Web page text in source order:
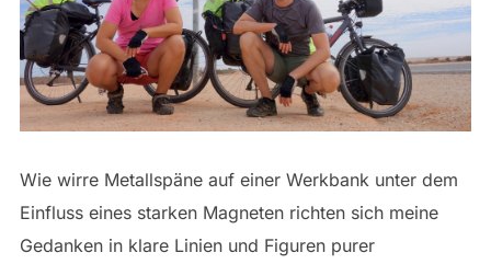
Wie wirre Metallspäne auf einer Werkbank unter dem
Einfluss eines starken Magneten richten sich meine
Gedanken in klare Linien und Figuren purer